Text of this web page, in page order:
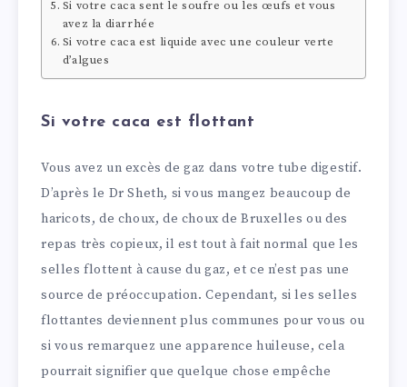
Si votre caca sent le soufre ou les œufs et vous
avez la diarrhée
Si votre caca est liquide avec une couleur verte
d’algues
Si votre caca est flottant
Vous avez un excès de gaz dans votre tube digestif.
D’après le Dr Sheth, si vous mangez beaucoup de
haricots, de choux, de choux de Bruxelles ou des
repas très copieux, il est tout à fait normal que les
selles flottent à cause du gaz, et ce n’est pas une
source de préoccupation. Cependant, si les selles
flottantes deviennent plus communes pour vous ou
si vous remarquez une apparence huileuse, cela
pourrait signifier que quelque chose empêche